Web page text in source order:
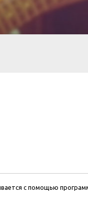
с помощью